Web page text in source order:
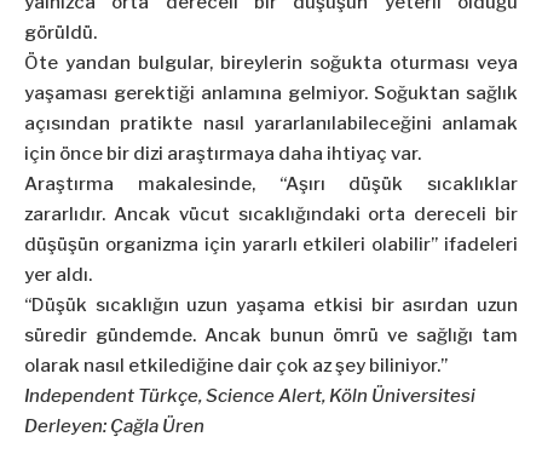
görüldü.
Öte yandan bulgular, bireylerin soğukta oturması veya
yaşaması gerektiği anlamına gelmiyor. Soğuktan sağlık
açısından pratikte nasıl yararlanılabileceğini anlamak
için önce bir dizi araştırmaya daha ihtiyaç var.
Araştırma makalesinde, “Aşırı düşük sıcaklıklar
zararlıdır. Ancak vücut sıcaklığındaki orta dereceli bir
düşüşün organizma için yararlı etkileri olabilir” ifadeleri
yer aldı.
“Düşük sıcaklığın uzun yaşama etkisi bir asırdan uzun
süredir gündemde. Ancak bunun ömrü ve sağlığı tam
olarak nasıl etkilediğine dair çok az şey biliniyor.”
Independent Türkçe,Science Alert,Köln Üniversitesi
Derleyen: Çağla Üren